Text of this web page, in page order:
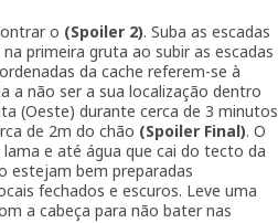
o (Spoiler 2). Suba as escadas
primeira gruta ao subir as escadas
da cache referem-se à
a não ser a sua localização dentro
(Oeste) durante cerca de 3 minutos
de 2m do chão (Spoiler Final). O
e até água que cai do tecto da
estejam bem preparadas
fechados e escuros. Leve uma
a cabeça para não bater nas